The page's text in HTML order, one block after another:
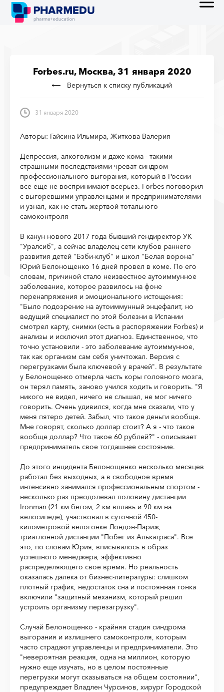
Forbes.ru, Москва, 31 января 2020
Вернуться к списку публикаций
31 января 2020
Авторы: Гайсина Ильмира, Житкова Валерия
Депрессия, алкоголизм и даже кома - такими
страшными последствиями чреват синдром
профессионального выгорания, который в России
все еще не воспринимают всерьез. Forbes поговорил
с выгоревшими управленцами и предпринимателями
и узнал, как не стать жертвой тотального
самоконтроля
В канун нового 2017 года бывший гендиректор УК
"Уралсиб", а сейчас владелец сети клубов раннего
развития детей "Бэби-клуб" и школ "Белая ворона"
Юрий Белонощенко 16 дней провел в коме. По его
словам, причиной стало неизвестное аутоиммунное
заболевание, которое развилось на фоне
перенапряжения и эмоционального истощения:
"Было подозрение на аутоиммунный энцефалит, но
ведущий специалист по этой болезни в Испании
смотрел карту, снимки (есть в распоряжении Forbes) и
анализы и исключил этот диагноз. Единственное, что
точно установили - это заболевание аутоиммунное,
так как организм сам себя уничтожал. Версия с
перегрузками была ключевой у врачей". В результате
у Белонощенко отмерла часть коры головного мозга,
он терял память, заново учился ходить и говорить. "Я
никого не видел, ничего не слышал, не мог ничего
говорить. Очень удивился, когда мне сказали, что у
меня пятеро детей. Забыл, что такое деньги вообще.
Мне говорят, сколько доллар стоит? А я - что такое
вообще доллар? Что такое 60 рублей?" - описывает
предприниматель свое тогдашнее состояние.
До этого инцидента Белонощенко несколько месяцев
работал без выходных, а в свободное время
интенсивно занимался профессиональным спортом -
несколько раз преодолевал половину дистанции
Ironman (21 км бегом, 2 км вплавь и 90 км на
велосипеде), участвовал в суточной 450-
километровой велогонке Лондон-Париж,
триатлонной дистанции "Побег из Алькатраса". Все
это, по словам Юрия, вписывалось в образ
успешного менеджера, эффективно
распределяющего свое время. Но реальность
оказалась далека от бизнес-литературы: слишком
плотный график, недостаток сна и постоянная гонка
включили "защитный механизм, который решил
устроить организму перезагрузку".
Случай Белонощенко - крайняя стадия синдрома
выгорания и излишнего самоконтроля, которым
часто страдают управленцы и предприниматели. Это
"невероятная реакция, одна на миллион, которую
нужно еще изучать, но в целом постоянные
перегрузки могут сказываться на общем состоянии",
предупреждает Владлен Чурсинов, хирург Городской